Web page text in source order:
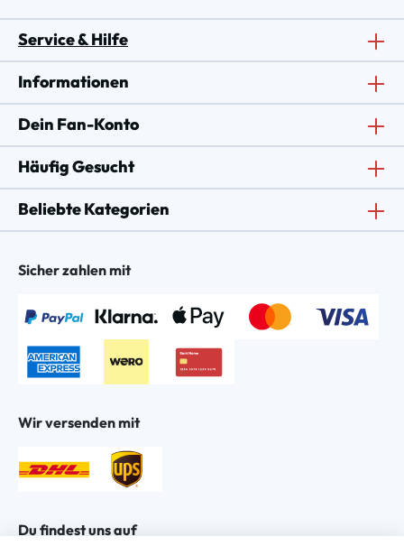
Service & Hilfe
Informationen
Dein Fan-Konto
Häufig Gesucht
Beliebte Kategorien
Sicher zahlen mit
Wir versenden mit
Du findest uns auf